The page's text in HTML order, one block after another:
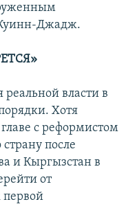
Джадж.
реальной власти в
Хотя
с реформистом
после
и Кыргызстан в
от
первой